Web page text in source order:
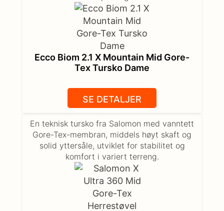
Ecco Biom 2.1 X Mountain Mid Gore-
Tex Tursko Dame
SE DETALJER
En teknisk tursko fra Salomon med vanntett
Gore-Tex-membran, middels høyt skaft og
solid yttersåle, utviklet for stabilitet og
komfort i variert terreng.